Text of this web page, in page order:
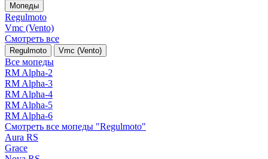
Мопеды
Regulmoto
Vmc (Vento)
Смотреть все
Regulmoto Vmc (Vento)
Все мопеды
RM Alpha-2
RM Alpha-3
RM Alpha-4
RM Alpha-5
RM Alpha-6
Смотреть все мопеды "Regulmoto"
Aura RS
Grace